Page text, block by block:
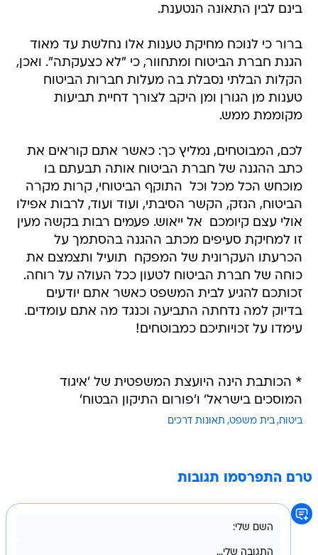
בינם לבין התאונה הנטענת.
ברור כי לנוכח מחיקת טענות אלו נחלשת עד מאוד
הגנת חברת הביטוח ומתחוור, כי "לא כצעקתה". ואכן,
הקלות הבלתי נסבלת בה מעלות חברות הביטוח
טענות מן הגורן ומן היקב לצורך דחיית תביעות 
מקוממת ממש.
לכם, המבוטחים, נמליץ כך: כאשר אתם קוראים את
כתב ההגנה של חברת הביטוח אותה תבעתם בו
מוכחש הכל מכל וכל  התוקף הביטוחי, קרות מקרה
הביטוח, הנזק, הקשר הסיבתי, ועוד ועוד, לרבות אפילו
אולי עצם קיומכם  אל ייאוש. פעמים רבות בקשה מעין
זו למחיקת סעיפים מכתב ההגנה בהסתמך על
הכרעתו העקרונית של המפקח  תועיל ותצמצם את
כוחה של חברת הביטוח לטעון ככל העולה על רוחה.
זכותכם להגיע לבית המשפט כאשר אתם יודעים
בדיוק למה נדחתה התביעה וכנגד מה אתם עומדים.
עימדו על זכויותיכם כמבוטחים!
* הכותבת הינה היועצת המשפטית של 'איגוד
המוסכים בישראל' ו'פורום התיקון הבטוח'
ביטוח בית משפט תאונות דרכים
טרם התפרסמו תגובות